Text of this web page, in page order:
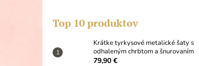
Top 10 produktov
Krátke tyrkysové metalické šaty s
odhaleným chrbtom a šnurovaním
79,90 €
KRÁTKE TYRKYSOVÉ METALICKÉ ŠATY
S ODHALENÝM CHRBTOM A
ŠNUROVANÍM
79,90 €